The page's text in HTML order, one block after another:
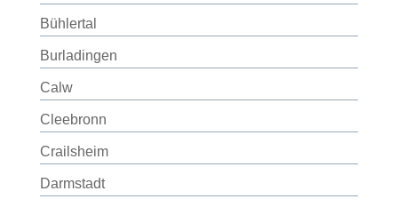
Bühlertal
Burladingen
Calw
Cleebronn
Crailsheim
Darmstadt